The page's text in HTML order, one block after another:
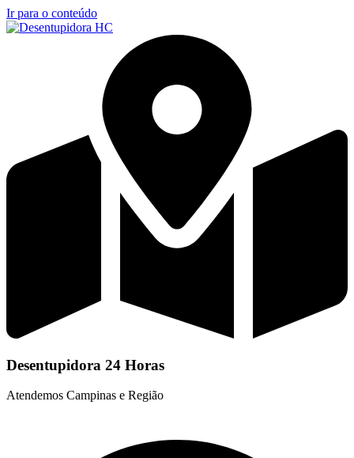
Ir para o conteúdo
Desentupidora 24 Horas
Atendemos Campinas e Região